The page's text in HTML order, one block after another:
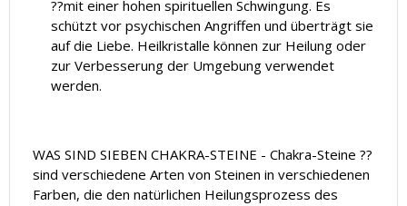
??mit einer hohen spirituellen Schwingung. Es
schützt vor psychischen Angriffen und überträgt sie
auf die Liebe. Heilkristalle können zur Heilung oder
zur Verbesserung der Umgebung verwendet
werden.
WAS SIND SIEBEN CHAKRA-STEINE - Chakra-Steine ??
sind verschiedene Arten von Steinen in verschiedenen
Farben, die den natürlichen Heilungsprozess des